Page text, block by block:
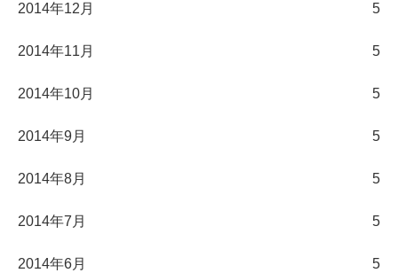
2014年12月 5
2014年11月 5
2014年10月 5
2014年9月 5
2014年8月 5
2014年7月 5
2014年6月 5